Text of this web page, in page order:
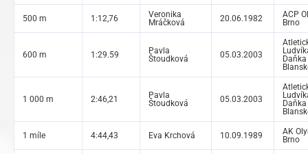
500 m 1:12,76
Veronika
Mráčková
20.06.1982
ACP
Brno
600 m 1:29.59
Pavla
Štoudková
05.03.2003
Daňka
1 000 m 2:46,21
Pavla
Štoudková
05.03.2003
Daňka
1 míle 4:44,43 Eva Krchová 10.09.1989
AK
Brno